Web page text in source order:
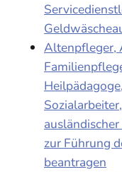
Altenpfleger,
zur Führung
beantragen